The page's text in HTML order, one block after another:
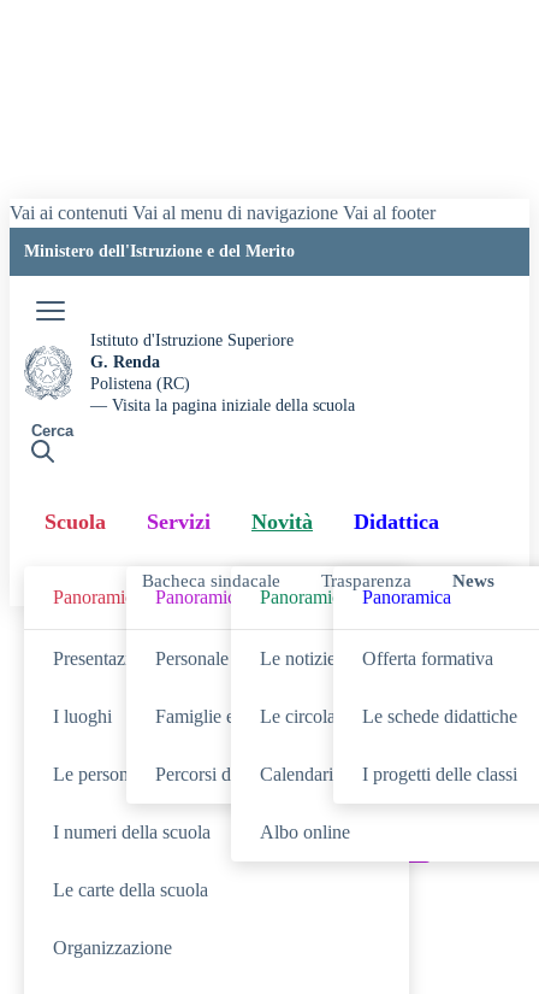
Vai ai contenuti Vai al menu di navigazione Vai al footer
Ministero dell'Istruzione e del Merito
Istituto d'Istruzione Superiore
G. Renda
Polistena (RC)
— Visita la pagina iniziale della scuola
Cerca
Scuola
Panoramica
Presentazione
I luoghi
Le persone
I numeri della scuola
Le carte della scuola
Organizzazione
Servizi
Panoramica
Personale scolastico
Famiglie e studenti
Percorsi di studio
Novità
Panoramica
Le notizie
Le circolari
Calendario eventi
Albo online
Didattica
Panoramica
Offerta formativa
Le schede didattiche
I progetti delle classi
Bacheca sindacale Trasparenza News
Cerca nella sezione
Cerca tra leNOVITÀ Cerca neiSERVIZI
Cerca inTUTTO IL SITO